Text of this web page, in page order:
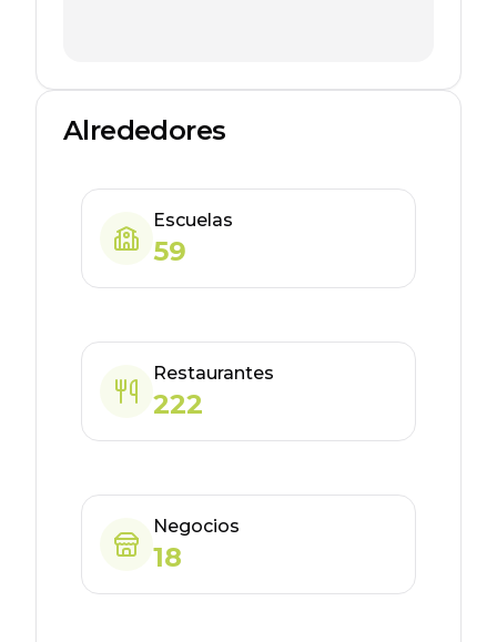
Alrededores
Escuelas
59
Restaurantes
222
Negocios
18